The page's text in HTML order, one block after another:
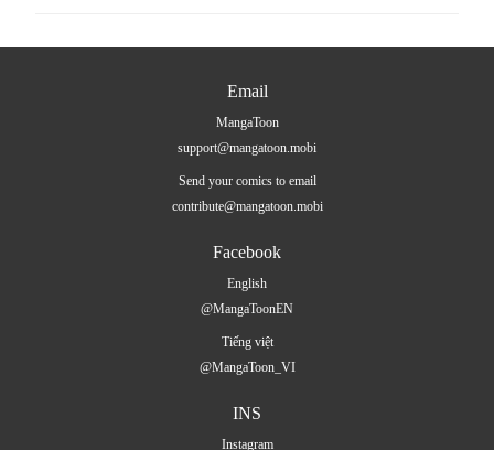
Email
MangaToon
support@mangatoon.mobi
Send your comics to email
contribute@mangatoon.mobi
Facebook
English
@MangaToonEN
Tiếng việt
@MangaToon_VI
INS
Instagram